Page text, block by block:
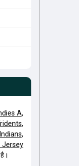
A,
,
,
Jersey